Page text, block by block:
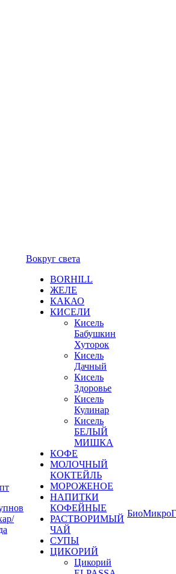
Вокруг света
BORHILL
ЖЕЛЕ
КАКАО
КИСЕЛИ
Кисель
Бабушкин
Хуторок
Кисель
Дачный
Кисель
Здоровье
Кисель
Кулинар
Кисель
БЕЛЫЙ
МИШКА
КОФЕ
МОЛОЧНЫЙ
КОКТЕЙЛЬ
МОРОЖЕНОЕ
НАПИТКИ
КОФЕЙНЫЕ
РАСТВОРИМЫЙ
ЧАЙ
СУПЫ
ЦИКОРИЙ
Цикорий